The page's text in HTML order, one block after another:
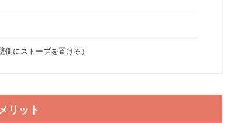
側にストーブを置ける）
リット